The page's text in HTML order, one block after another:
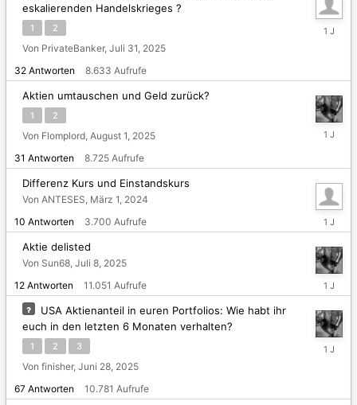
eskalierenden Handelskrieges ?
1 2
Von PrivateBanker, Juli 31, 2025
32 Antworten 8.633 Aufrufe
August
Aktien umtauschen und Geld zurück?
1 2
Von Flomplord, August 1, 2025
31 Antworten 8.725 Aufrufe
August
Differenz Kurs und Einstandskurs
Von ANTESES, März 1, 2024
10 Antworten 3.700 Aufrufe
Juli
30,
2025
Aktie delisted
Von Sun68, Juli 8, 2025
12 Antworten 11.051 Aufrufe
Juli
9,
2025
USA Aktienanteil in euren Portfolios: Wie habt ihr
euch in den letzten 6 Monaten verhalten?
1 2 3
Von finisher, Juni 28, 2025
67 Antworten 10.781 Aufrufe
Juni